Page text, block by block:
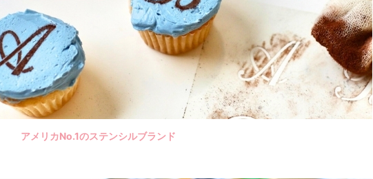
アメリカNo.1のステンシルブランド